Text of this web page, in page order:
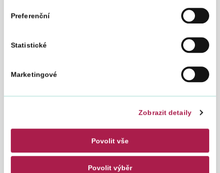
Preferenční
Statistické
Marketingové
Zobrazit detaily
Povolit vše
Povolit výběr
tímto pak ovládat např. televizi, světlo, počítač), což je pro ni
jediná možnost být alespoň trochu soběstačná a v kontaktu
„Jsem ráda, že už čtvrtým rokem pokračuje naše
celé republice, s Finanční správou. Tradici firemních sbírek,
kdy zaměstnanci pomáhají svým kolegům, u nás v podstatě
letošní skvělý výsledek,“říká ředitelka Konta BariéryBožena
Finanční správa se charitativní činnosti věnuje již od roku
2014. Od té doby připravila celkem 9 charitativních projektů
a všechny byly velice úspěšné. Sbíraly se např. plyšové
hračky, knihy pro děti a mládež, víčka od PET lahví nebo
oblečení. Mezi zaměstnanci se v celé republice na přelomu